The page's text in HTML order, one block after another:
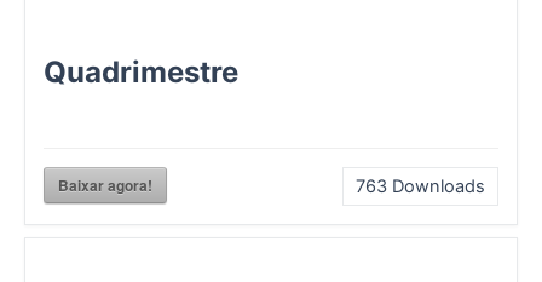
Quadrimestre
Baixar agora! 763 Downloads